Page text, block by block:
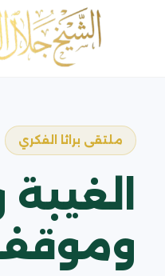
ملتقى براثا الفكري
وموقف